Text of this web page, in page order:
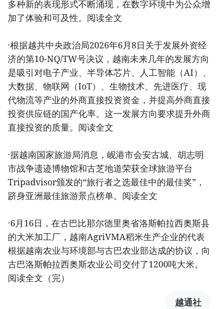
多种新的表现形式不断涌现，在数字环境中为公众增
加了体验和可及性。阅读全文
·根据越共中央政治局2026年6月8日关于发展外资经
济的第10-NQ/TW号决议，越南未来几年的发展方向
是吸引对电子产业、半导体芯片、人工智能（AI）、
大数据、物联网（IoT）、生物技术、先进医疗、现
代物流等产业的外商直接投资资金，并提高外商直接
投资供应链的国产化率。这一发展方向要求提升外商
直接投资的质量。阅读全文
·据越南国家旅游局消息，岘港市会安古城、胡志明
市战争遗迹博物馆和古芝地道荣获全球旅游平台
Tripadvisor颁发的“旅行者之选最佳中的最佳奖”，
跻身亚洲最佳旅游景点榜单。阅读全文
·6月16日，在古巴比那尔德里奥省洛斯帕拉西奥斯县
的大米加工厂，越南AgriVMA稻米生产企业的代表
根据越南农业与环境部与古巴农业部达成的协议，向
古巴洛斯帕拉西奥斯农业公司交付了1200吨大米。
阅读全文（完）
越通社